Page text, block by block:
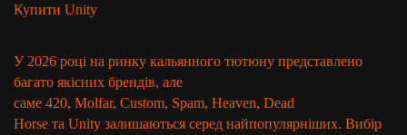
Купити Unity
У 2026 році на ринку кальянного тютюну представлено
багато якісних брендів, але
саме 420, Molfar, Custom, Spam, Heaven, Dead
Horse та Unity залишаються серед найпопулярніших. Вибір